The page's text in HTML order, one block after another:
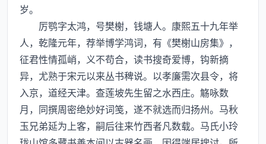
岁。
厉鹗字太鸿，号樊榭，钱塘人。康熙五十九年举
人，乾隆元年，荐举博学鸿词，有《樊榭山房集》，
征君性情孤峭，义不苟合，读书搜奇爱博，钩新摘
异，尤熟于宋元以来丛书稗说。以孝廉需次县令，将
入京，道经天津。查莲坡先生留之水西庄。觞咏数
月，同撰周密绝妙好词笺，遂不就选而归扬州。马秋
玉兄弟延为上客，嗣后往来竹西者凡数载。马氏小玲